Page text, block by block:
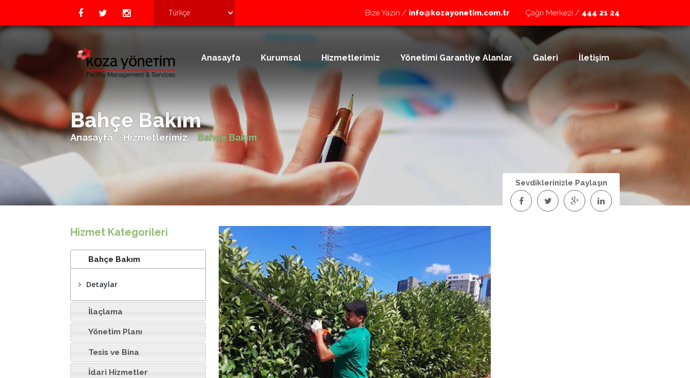
Çağrı Merkezi / 444 21 24
Bize Yazın / info@kozayonetim.com.tr
Anasayfa Kurumsal Hizmetlerimiz Yönetimi Garantiye Alanlar Galeri İletişim
Bahçe Bakım
Anasayfa / Hizmetlerimiz/Bahçe Bakım
Sevdiklerinizle Paylaşın
Hizmet Kategorileri
Bahçe Bakım
Detaylar
İlaçlama
Yönetim Planı
Tesis ve Bina
İdari Hizmetler